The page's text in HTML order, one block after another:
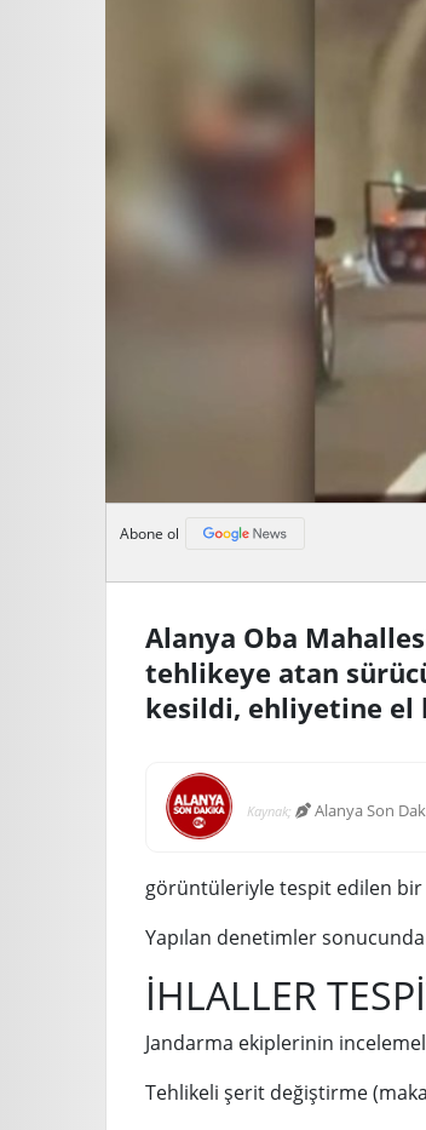
Abone ol
Alanya Oba
tehlikeye atan
kesildi, ehliyetine el
Kaynak; Alanya Son
görüntüleriyle tespit edilen
Yapılan denetimler
İHLALLER
Jandarma ekiplerinin
Tehlikeli şerit değiştirme